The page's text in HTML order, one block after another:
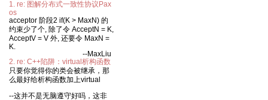
1. re: 图解分布式一致性协议Pax
os
acceptor 阶段2 if(K > MaxN) 的
约束少了个, 除了令 AcceptN = K,
AcceptV = V 外, 还要令 MaxN =
K.
--MaxLiu
2. re: C++陷阱：virtual析构函数
只要你觉得你的类会被继承，那
么最好给析构函数加上virtual
--这并不是无脑遵守好吗，这非